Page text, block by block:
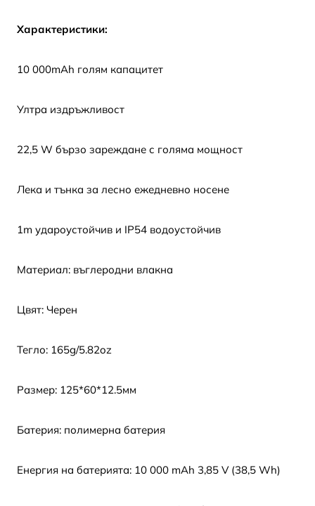
Характеристики:
10 000mAh голям капацитет
Ултра издръжливост
22,5 W бързо зареждане с голяма мощност
Лека и тънка за лесно ежедневно носене
1m удароустойчив и IP54 водоустойчив
Материал: въглеродни влакна
Цвят: Черен
Тегло: 165g/5.82oz
Размер: 125*60*12.5мм
Батерия: полимерна батерия
Енергия на батерията: 10 000 mAh 3,85 V (38,5 Wh)